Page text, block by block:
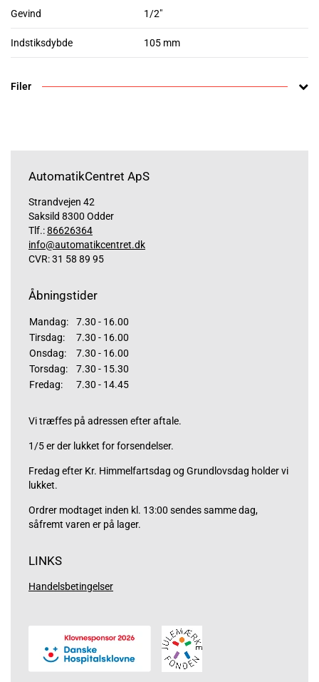
Gevind 1/2"
Indstiksdybde 105 mm
Filer
AutomatikCentret ApS
Strandvejen 42
Saksild 8300 Odder
Tlf.:86626364
info@automatikcentret.dk
CVR: 31 58 89 95
Åbningstider
Mandag:
7.30 - 16.00
Tirsdag:
7.30 - 16.00
Onsdag:
7.30 - 16.00
Torsdag:
7.30 - 15.30
Fredag:
7.30 - 14.45
Vi træffes på adressen efter aftale.
1/5 er der lukket for forsendelser.
Fredag efter Kr. Himmelfartsdag og Grundlovsdag holder vi
lukket.
Ordrer modtaget inden kl. 13:00 sendes samme dag,
såfremt varen er på lager.
LINKS
Handelsbetingelser